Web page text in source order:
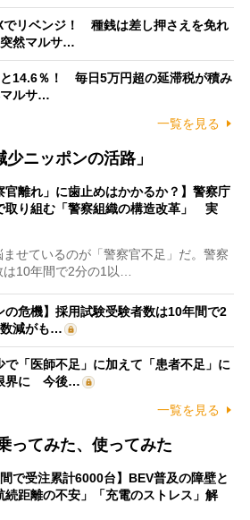
でリベンジ！ 種銭は差し押さえを免れ
然マルサ…
と14.6％！ 毎日5万円超の延滞税が積み
マルサ…
一覧を見る
ニッポンの活路」
官離れ」に歯止めはかかるか？】警察庁
取り組む「警察組織の構造改革」 実
せているのが「警察官不足」だ。警察
10年間で2分の1以…
の危機】採用試験受験者数は10年間で2
減がも…
で「医師不足」に加えて「患者不足」に
界に 今後…
一覧を見る
ってみた、使ってみた
間で受注累計6000台】BEV普及の障壁と
続距離の不安」「充電のストレス」解